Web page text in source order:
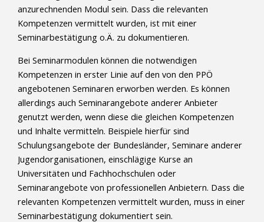
anzurechnenden Modul sein. Dass die relevanten
Kompetenzen vermittelt wurden, ist mit einer
Seminarbestätigung o.Ä. zu dokumentieren.
Bei Seminarmodulen können die notwendigen
Kompetenzen in erster Linie auf den von den PPÖ
angebotenen Seminaren erworben werden. Es können
allerdings auch Seminarangebote anderer Anbieter
genutzt werden, wenn diese die gleichen Kompetenzen
und Inhalte vermitteln. Beispiele hierfür sind
Schulungsangebote der Bundesländer, Seminare anderer
Jugendorganisationen, einschlägige Kurse an
Universitäten und Fachhochschulen oder
Seminarangebote von professionellen Anbietern. Dass die
relevanten Kompetenzen vermittelt wurden, muss in einer
Seminarbestätigung dokumentiert sein.